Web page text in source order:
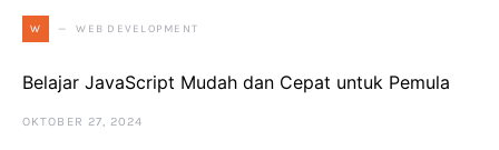
W WEB DEVELOPMENT
Belajar JavaScript Mudah dan Cepat untuk Pemula
OKTOBER 27, 2024